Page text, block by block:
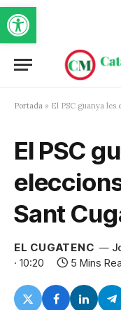
Obre la barra d'eines
Portada » El PSC guanya les
El PSC
Sant
EL CUGATENC
· 10:20
5 Mins